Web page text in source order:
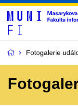
Fotogalerie